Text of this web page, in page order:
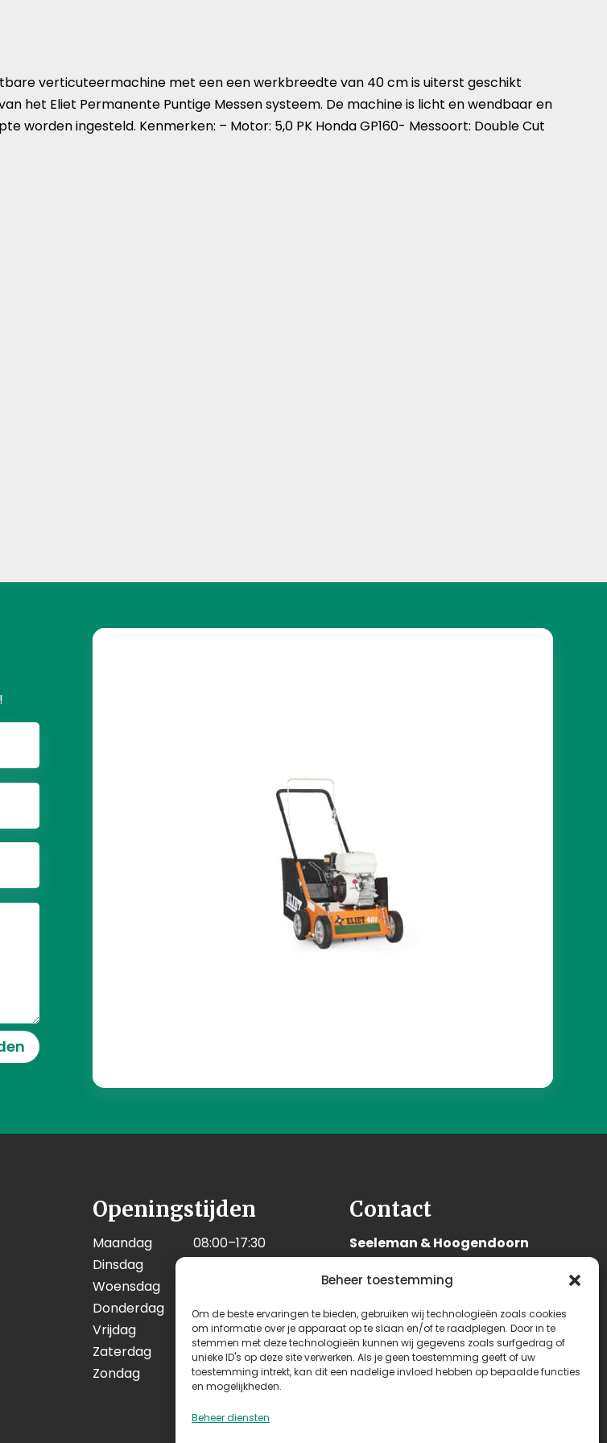
Beheer toestemming
Om de beste ervaringen te bieden, gebruiken wij technologieën zoals cookies
om informatie over je apparaat op te slaan en/of te raadplegen. Door in te
stemmen met deze technologieën kunnen wij gegevens zoals surfgedrag of
unieke ID's op deze site verwerken. Als je geen toestemming geeft of uw
toestemming intrekt, kan dit een nadelige invloed hebben op bepaalde functies
en mogelijkheden.
Beheer diensten
verticuteermachine met een een werkbreedte van 40 cm is uiterst geschikt
het Eliet Permanente Puntige Messen systeem. De machine is licht en wendbaar en
ingesteld. Kenmerken: – Motor: 5,0 PK Honda GP160- Messoort: Double Cut
Openingstijden
Maandag
08:00–17:30
Dinsdag
Woensdag
Donderdag
08:00–17:30
Vrijdag
08:00–17:30
Zaterdag
08:00–12:00
Zondag
Gesloten
Contact
Seeleman & Hoogendoorn
3628 GD Kockengen
Nederland
+31 (0)346 242 114
info@seehoo.nl